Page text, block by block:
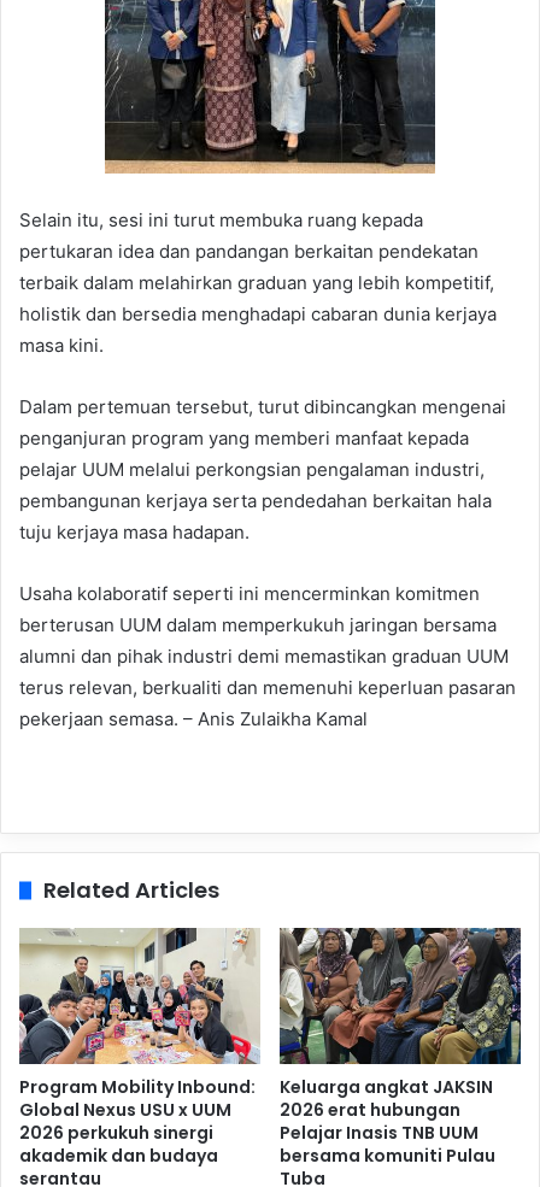
Selain itu, sesi ini turut membuka ruang kepada
pertukaran idea dan pandangan berkaitan pendekatan
terbaik dalam melahirkan graduan yang lebih kompetitif,
holistik dan bersedia menghadapi cabaran dunia kerjaya
masa kini.
Dalam pertemuan tersebut, turut dibincangkan mengenai
penganjuran program yang memberi manfaat kepada
pelajar UUM melalui perkongsian pengalaman industri,
pembangunan kerjaya serta pendedahan berkaitan hala
tuju kerjaya masa hadapan.
Usaha kolaboratif seperti ini mencerminkan komitmen
berterusan UUM dalam memperkukuh jaringan bersama
alumni dan pihak industri demi memastikan graduan UUM
terus relevan, berkualiti dan memenuhi keperluan pasaran
pekerjaan semasa. – Anis Zulaikha Kamal
Related Articles
Program Mobility Inbound:
Global Nexus USU x UUM
2026 perkukuh sinergi
akademik dan budaya
serantau
Keluarga angkat JAKSIN
2026 erat hubungan
Pelajar Inasis TNB UUM
bersama komuniti Pulau
Tuba